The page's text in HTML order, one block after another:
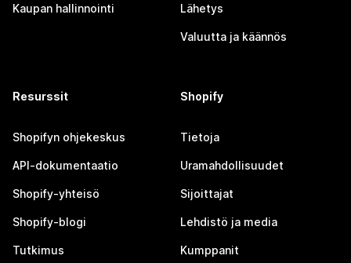
Kaupan hallinnointi Lähetys
Valuutta ja käännös
Resurssit
Shopifyn ohjekeskus
API-dokumentaatio
Shopify-yhteisö
Shopify-blogi
Tutkimus
Shopify
Tietoja
Uramahdollisuudet
Sijoittajat
Lehdistö ja media
Kumppanit